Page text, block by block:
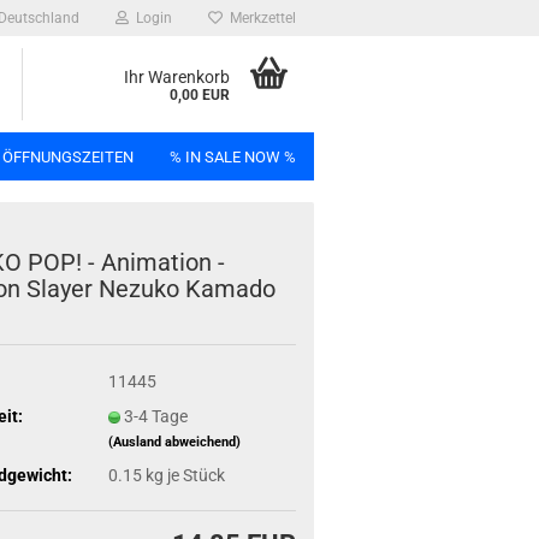
Deutschland Login Merkzettel
Ihr Warenkorb
0,00 EUR
% IN SALE NOW %
POP! - Ani­ma­ti­on -
Slay­er Ne­zu­ko Ka­ma­do
11445
3-4 Tage
(Ausland abweichend)
0.15kg je Stück